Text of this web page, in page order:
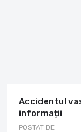
Accidentul
informații
POSTAT DE